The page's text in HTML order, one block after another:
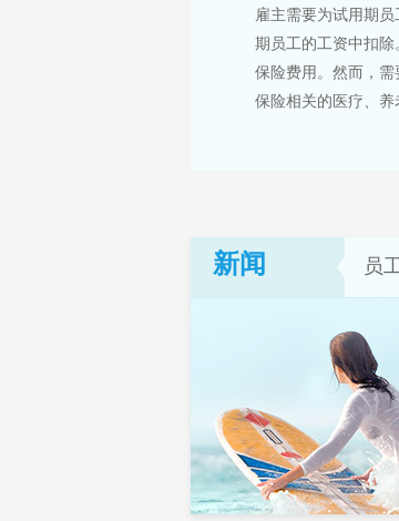
雇主需要为试用期
期员工的工资中扣
保险费用。然而，
保险相关的医疗、养
新闻 员